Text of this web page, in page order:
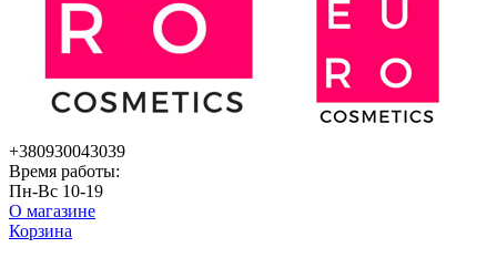
+380930043039
Время работы:
Пн-Вс 10-19
О магазине
Корзина